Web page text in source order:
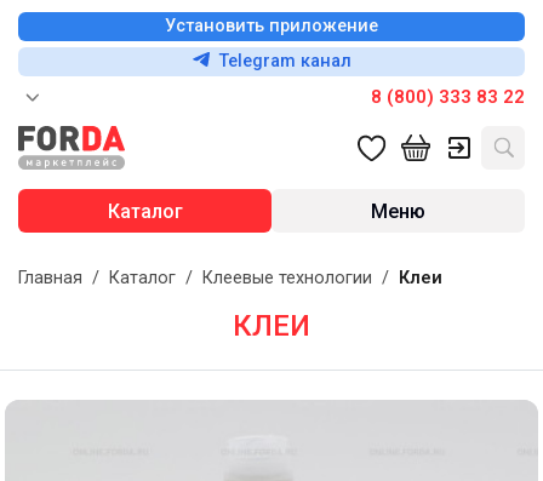
Установить приложение
Telegram канал
8 (800) 333 83 22
Каталог Меню
Главная / Каталог / Клеевые технологии / Клеи
КЛЕИ